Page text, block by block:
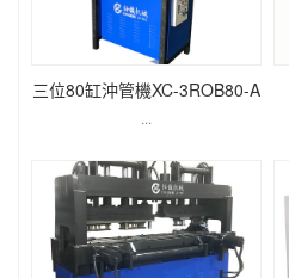
三位80缸沖管機XC-3ROB80-A
...